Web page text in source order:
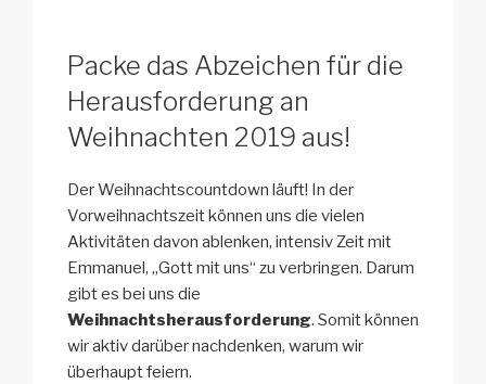
Packe das Abzeichen für die
Herausforderung an
Weihnachten 2019 aus!
Der Weihnachtscountdown läuft! In der
Vorweihnachtszeit können uns die vielen
Aktivitäten davon ablenken, intensiv Zeit mit
Emmanuel, „Gott mit uns“ zu verbringen. Darum
gibt es bei uns die
Weihnachtsherausforderung. Somit können
wir aktiv darüber nachdenken, warum wir
überhaupt feiern.